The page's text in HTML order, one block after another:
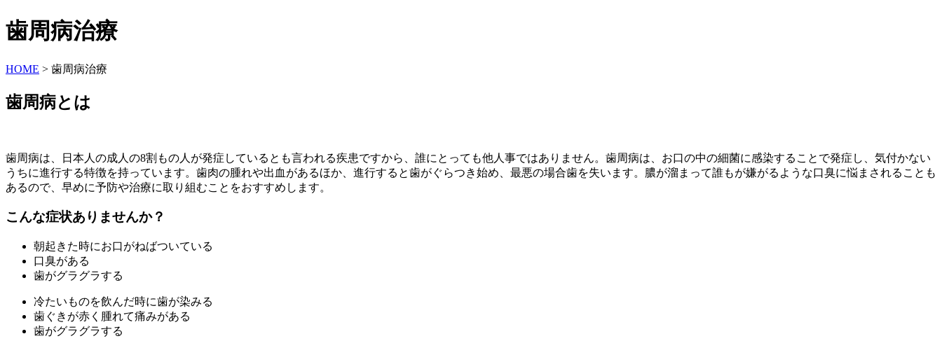
歯周病治療
HOME > 歯周病治療
歯周病とは
歯周病は、日本人の成人の8割もの人が発症しているとも言われる疾患ですから、誰にとっても他人事ではありません。歯周病は、お口の中の細菌に感染することで発症し、気付かない
うちに進行する特徴を持っています。歯肉の腫れや出血があるほか、進行すると歯がぐらつき始め、最悪の場合歯を失います。膿が溜まって誰もが嫌がるような口臭に悩まされることも
あるので、早めに予防や治療に取り組むことをおすすめします。
こんな症状ありませんか？
朝起きた時にお口がねばついている
口臭がある
歯がグラグラする
冷たいものを飲んだ時に歯が染みる
歯ぐきが赤く腫れて痛みがある
歯がグラグラする